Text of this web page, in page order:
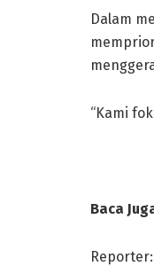
Dalam
“Kami
Baca